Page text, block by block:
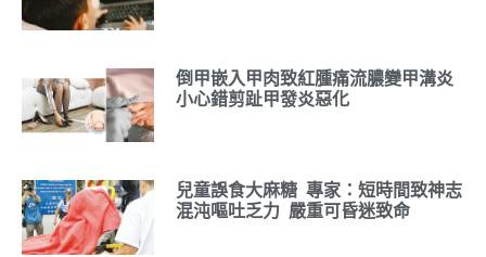
倒甲嵌入甲肉致紅腫痛流膿變甲溝炎
小心錯剪趾甲發炎惡化
兒童誤食大麻糖 專家：短時間致神志
混沌嘔吐乏力 嚴重可昏迷致命